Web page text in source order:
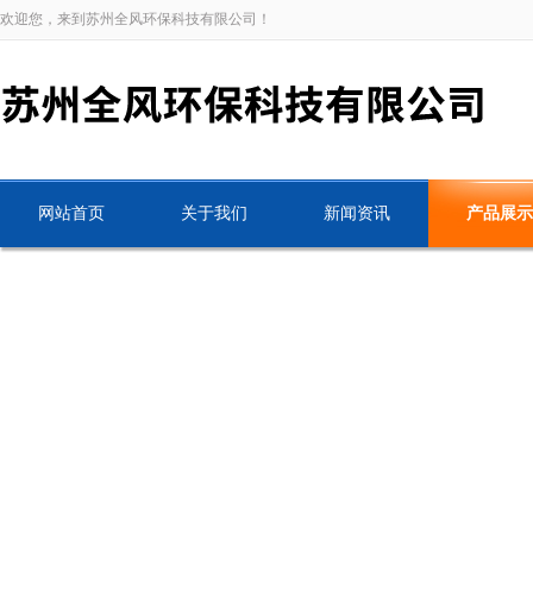
欢迎您，来到苏州全风环保科技有限公司！
网站首页 关于我们 新闻资讯 产品展示